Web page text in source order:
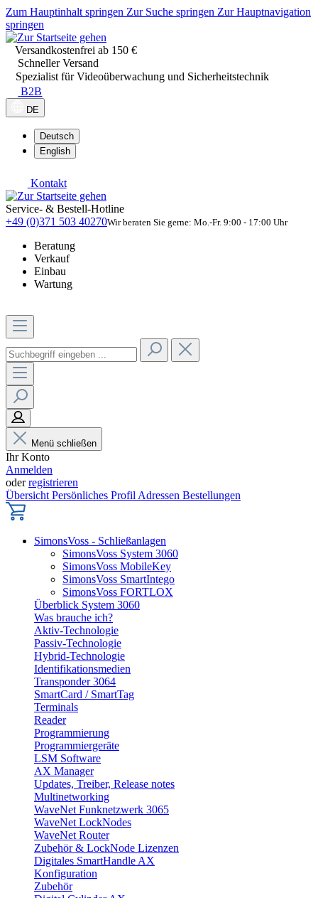
Zum Hauptinhalt springen Zur Suche springen Zur Hauptnavigation
springen
Versandkostenfrei ab 150 €
Schneller Versand
Spezialist für Videoüberwachung und Sicherheitstechnik
B2B
DE
Deutsch
English
Kontakt
Service- & Bestell-Hotline
+49 (0)371 503 40270Wir beraten Sie gerne: Mo.-Fr. 9:00 - 17:00 Uhr
Beratung
Verkauf
Einbau
Wartung
Menü schließen
Ihr Konto
Anmelden
oderregistrieren
Übersicht Persönliches Profil Adressen Bestellungen
SimonsVoss - Schließanlagen
SimonsVoss System 3060
SimonsVoss MobileKey
SimonsVoss SmartIntego
SimonsVoss FORTLOX
Überblick System 3060
Was brauche ich?
Aktiv-Technologie
Passiv-Technologie
Hybrid-Technologie
Identifikationsmedien
Transponder 3064
SmartCard / SmartTag
Terminals
Reader
Programmierung
Programmiergeräte
LSM Software
AX Manager
Updates, Treiber, Release notes
Multinetworking
WaveNet Funknetzwerk 3065
WaveNet LockNodes
WaveNet Router
Zubehör & LockNode Lizenzen
Digitales SmartHandle AX
Konfiguration
Zubehör